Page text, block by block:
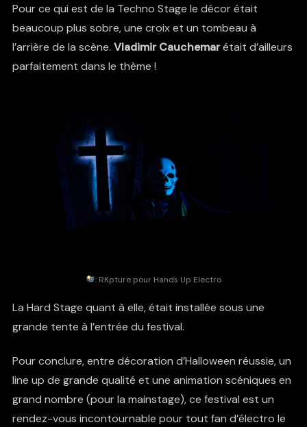
Pour ce qui est de la Techno Stage le décor était
beaucoup plus sobre, une croix et un tombeau à
l’arrière de la scène. Vladimir Cauchemarétait d’ailleurs
parfaitement dans le thème !
: RKpturepour Hands Up Electro
La Hard Stage quant à elle, était installée sous une
grande tente à l’entrée du festival.
Pour conclure, entre décoration d’Halloween réussie, un
line up de grande qualité et une animation scéniques en
grand nombre (pour la mainstage), ce festival est un
rendez-vous incontournable pour tout fan d’électro le